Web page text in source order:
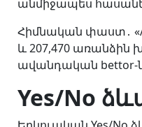
անմիջապես
Հիմնական փաստ․
և 207,470 առանձին
ավանդական bettor-
Yes/No